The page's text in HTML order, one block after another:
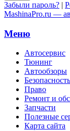
Забыли пароль? |
MashinaPro.ru —
Меню
Автосервис
Тюнинг
Автообзоры
Безопасность
Право
Ремонт и
Запчасти
Полезные
Карта сайта